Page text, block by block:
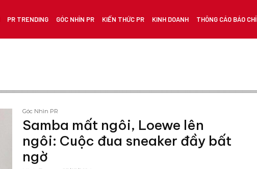
PR TRENDING GÓC NHÌN PR KIẾN THỨC PR KINH DOANH THÔNG CÁO BÁO CHÍ
Góc Nhìn PR
Samba mất ngôi, Loewe lên
ngôi: Cuộc đua sneaker đầy bất
ngờ